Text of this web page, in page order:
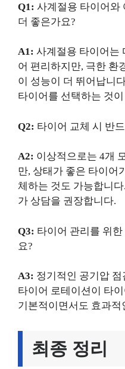
Q1: 사계절용 타이어와
더 좋은가요?
A1: 사계절용 타이어는
어 편리하지만, 극한 환
이 성능이 더 뛰어납니
타이어를 선택하는 것
Q2: 타이어 교체 시 반
A2: 이상적으로는 4개
만, 상태가 좋은 타이어
체하는 것도 가능합니
가 상담을 권장합니다.
Q3: 타이어 관리를 위
요?
A3: 정기적인 공기압
타이어 로테이션이 타
기본적이면서도 효과적
최종 정리